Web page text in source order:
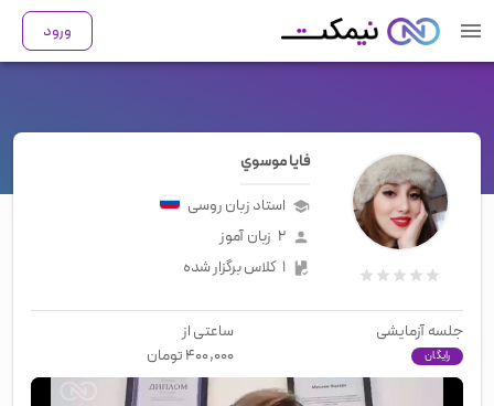
ورود
فايا موسوي
استاد زبانروسی
۲ زبان آموز
۱ کلاس برگزار شده
جلسه آزمایشی
رایگان
ساعتی از
۴۰۰,۰۰۰تومان